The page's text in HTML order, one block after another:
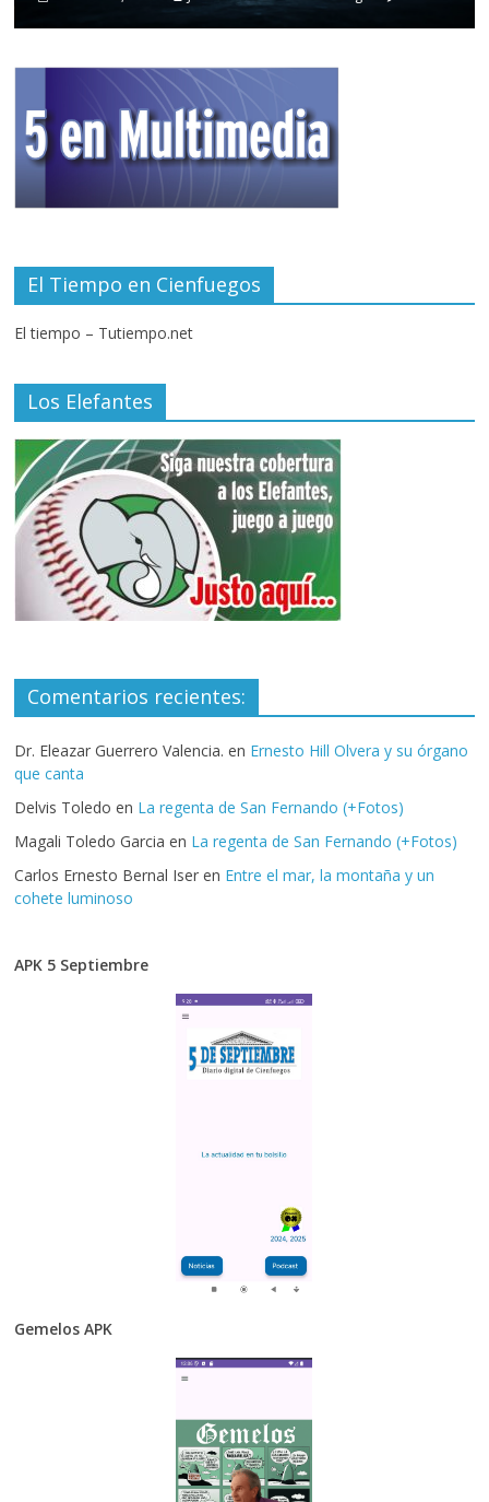
El Tiempo en Cienfuegos
El tiempo – Tutiempo.net
Los Elefantes
Comentarios recientes:
Dr. Eleazar Guerrero Valencia. en Ernesto Hill Olvera y su órgano
que canta
Delvis Toledo en La regenta de San Fernando (+Fotos)
Magali Toledo Garcia en La regenta de San Fernando (+Fotos)
Carlos Ernesto Bernal Iser en Entre el mar, la montaña y un
cohete luminoso
APK 5 Septiembre
Gemelos APK